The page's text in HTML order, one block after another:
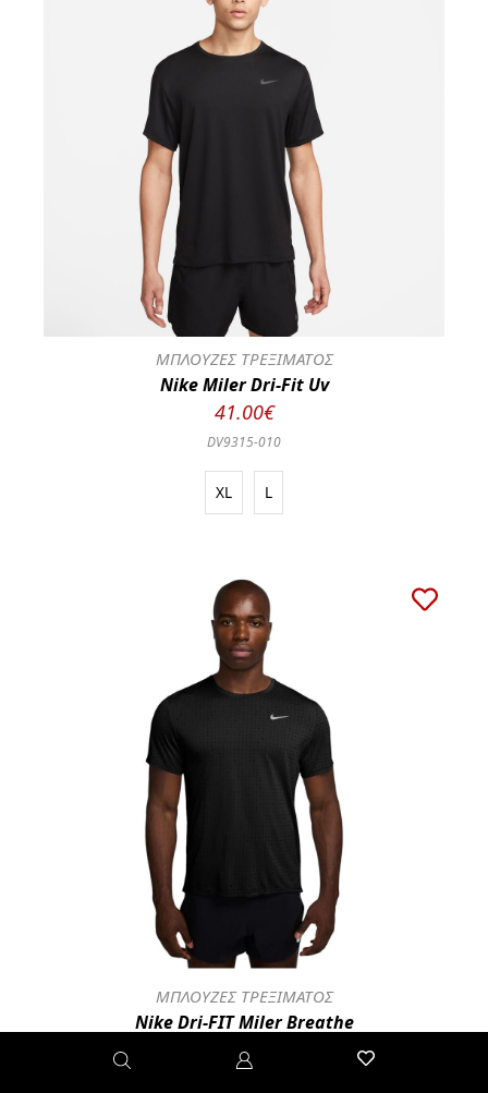
ΜΠΛΟΥΖΕΣ ΤΡΕΞΙΜΑΤΟΣ
Nike Miler Dri-Fit Uv
41.00€
DV9315-010
XL L
ΜΠΛΟΥΖΕΣ ΤΡΕΞΙΜΑΤΟΣ
Nike Dri-FIT Miler Breathe
46.00€